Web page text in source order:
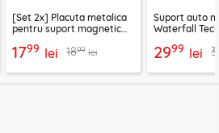
[Set 2x] Placuta metalica
pentru suport magnetic
negru
1799 lei 1899 lei
Suport auto
Waterfall
2999 lei